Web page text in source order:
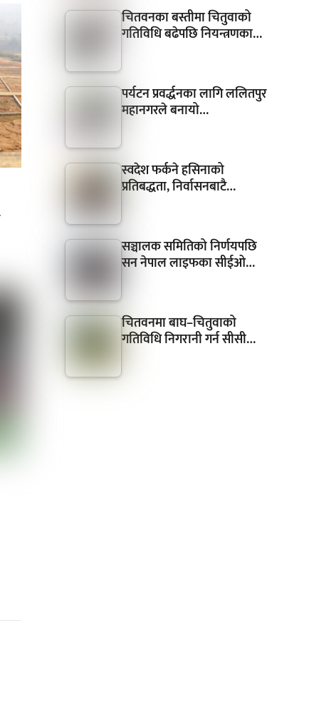
चितवनका बस्तीमा चितुवाको
गतिविधि बढेपछि नियन्त्रणका…
पर्यटन प्रवर्द्धनका लागि ललितपुर
महानगरले बनायो…
स्वदेश फर्कने हसिनाको
प्रतिबद्धता, निर्वासनबाटै…
सञ्चालक समितिको निर्णयपछि
सन नेपाल लाइफका सीईओ…
चितवनमा बाघ–चितुवाको
गतिविधि निगरानी गर्न सीसी…